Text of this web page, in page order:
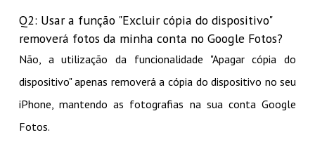
Q2: Usar a função "Excluir cópia do dispositivo"
removerá fotos da minha conta no Google Fotos?
Não, a utilização da funcionalidade "Apagar cópia do
dispositivo" apenas removerá a cópia do dispositivo no seu
iPhone, mantendo as fotografias na sua conta Google
Fotos.